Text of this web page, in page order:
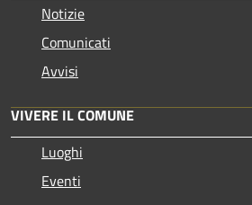
Notizie
Comunicati
Avvisi
VIVERE IL COMUNE
Luoghi
Eventi